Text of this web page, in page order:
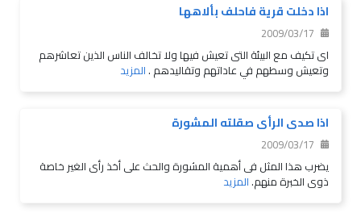
اذا دخلت قرية فاحلف بألاهها
2009/03/17
اى تكيف مع البيئة التى تعيش فيها ولا تخالف الناس الذين تعاشرهم
وتعيش وسطهم في عاداتهم وتقاليدهم .المزيد
اذا صدى الرأى صقلته المشورة
2009/03/17
يضرب هذا المثل فى أهمية المشورة والحث على أخذ رأى الغير خاصة
ذوى الخبرة منهم.المزيد